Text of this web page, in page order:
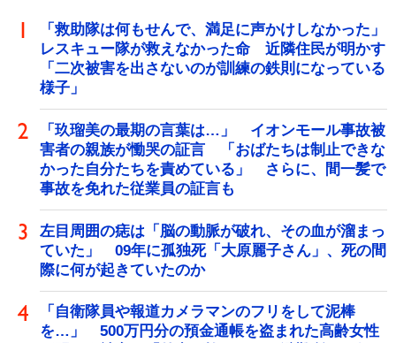
「救助隊は何もせんで、満足に声かけしなかった」
レスキュー隊が救えなかった命 近隣住民が明かす
「二次被害を出さないのが訓練の鉄則になっている
様子」
「玖瑠美の最期の言葉は…」 イオンモール事故被
害者の親族が慟哭の証言 「おばたちは制止できな
かった自分たちを責めている」 さらに、間一髪で
事故を免れた従業員の証言も
左目周囲の痣は「脳の動脈が破れ、その血が溜まっ
ていた」 09年に孤独死「大原麗子さん」、死の間
際に何が起きていたのか
「自衛隊員や報道カメラマンのフリをして泥棒
を…」 500万円分の預金通帳を盗まれた高齢女性